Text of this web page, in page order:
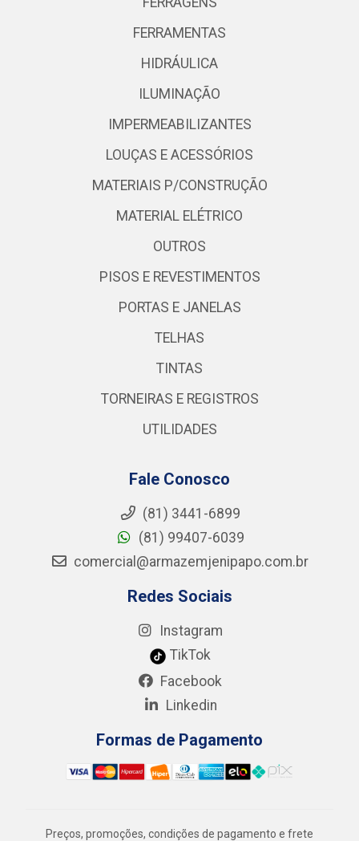
FERRAMENTAS
HIDRÁULICA
ILUMINAÇÃO
IMPERMEABILIZANTES
LOUÇAS E ACESSÓRIOS
MATERIAIS P/CONSTRUÇÃO
MATERIAL ELÉTRICO
OUTROS
PISOS E REVESTIMENTOS
PORTAS E JANELAS
TELHAS
TINTAS
TORNEIRAS E REGISTROS
UTILIDADES
Fale Conosco
(81) 3441-6899
(81) 99407-6039
comercial@armazemjenipapo.com.br
Redes Sociais
Instagram
TikTok
Facebook
Linkedin
Formas de Pagamento
Preços, promoções, condições de pagamento e frete